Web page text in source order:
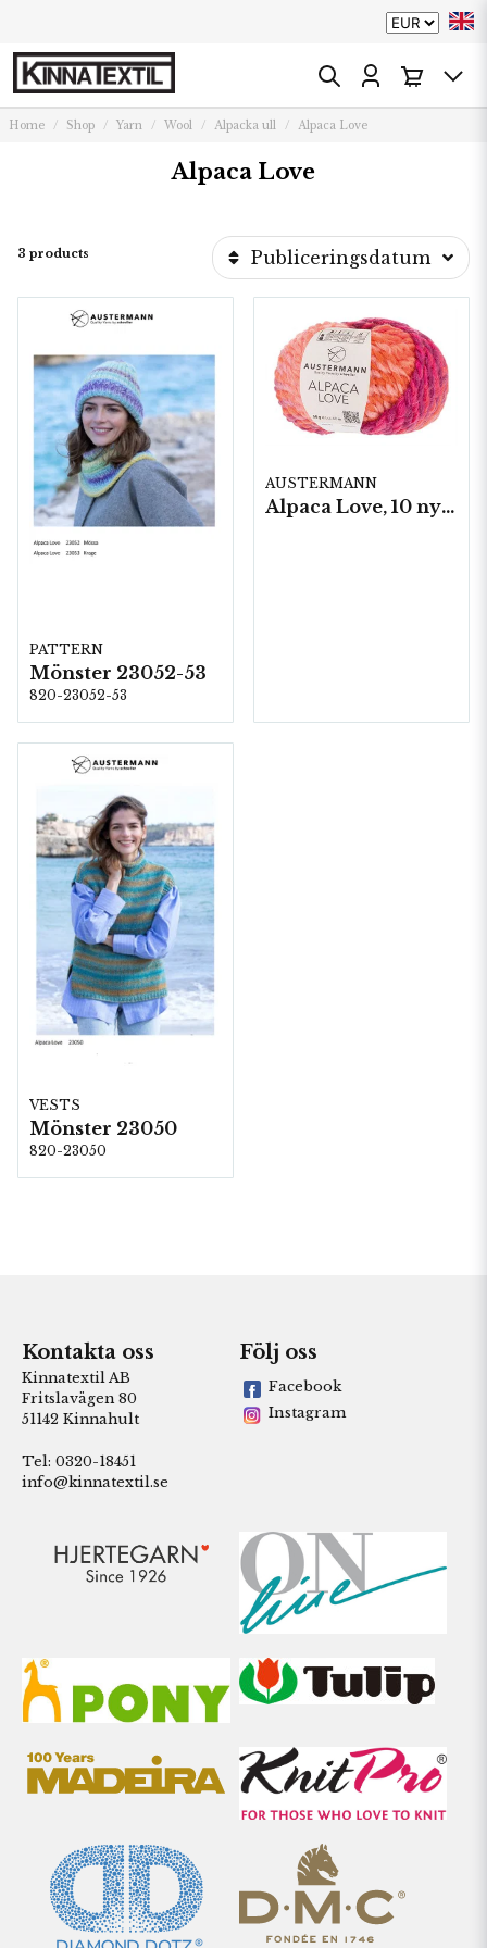
Home Shop Yarn Wool Alpacka ull Alpaca Love
Alpaca Love
3 products Publiceringsdatum
PATTERN
Mönster 23052-53
820-23052-53
AUSTERMANN
Alpaca Love, 10 nystan á 50gram
VESTS
Mönster 23050
820-23050
Kontakta oss
Kinnatextil AB
Fritslavägen 80
51142 Kinnahult
Tel: 0320-18451
info@kinnatextil.se
Följ oss
Facebook
Instagram